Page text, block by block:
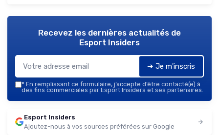
Recevez les dernières actualités de
Esport Insiders
➔ Je m'inscris
* En remplissant ce formulaire, j’accepte d’être contacté(e) à
des fins commerciales par Esport Insiders et ses partenaires.
Esport Insiders
Ajoutez-nous à vos sources préférées sur Google